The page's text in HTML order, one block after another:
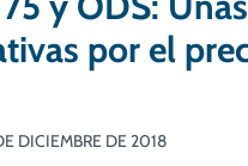
por el
DICIEMBRE DE 2018